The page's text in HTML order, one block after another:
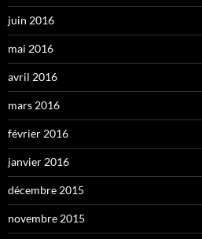
juin 2016
mai 2016
avril 2016
mars 2016
février 2016
janvier 2016
décembre 2015
novembre 2015